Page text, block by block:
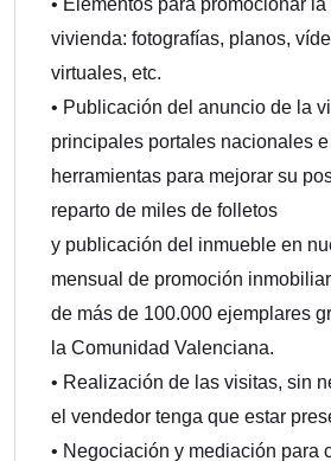
• Elementos para promocionar
vivienda: fotografías, planos,
virtuales, etc.
• Publicación del anuncio de la
principales portales nacionales
herramientas para mejorar su
reparto de miles de folletos
y publicación del inmueble en
mensual de promoción
de más de 100.000 ejemplares
la Comunidad Valenciana.
• Realización de las visitas, sin
el vendedor tenga que estar
• Negociación y mediación para